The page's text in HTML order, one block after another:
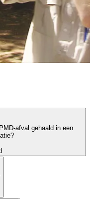
afval gehaald in een